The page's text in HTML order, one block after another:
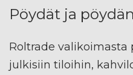
Pöydät ja
Roltrade
julkisiin tiloihin,